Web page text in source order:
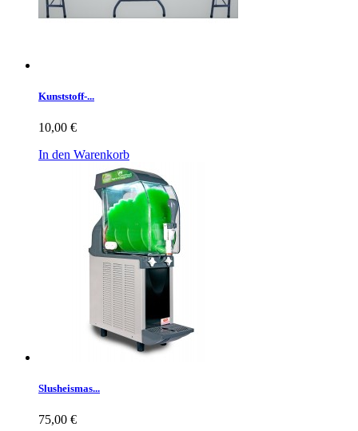
Kunststoff-...
10,00 €
In den Warenkorb
Slusheismas...
75,00 €